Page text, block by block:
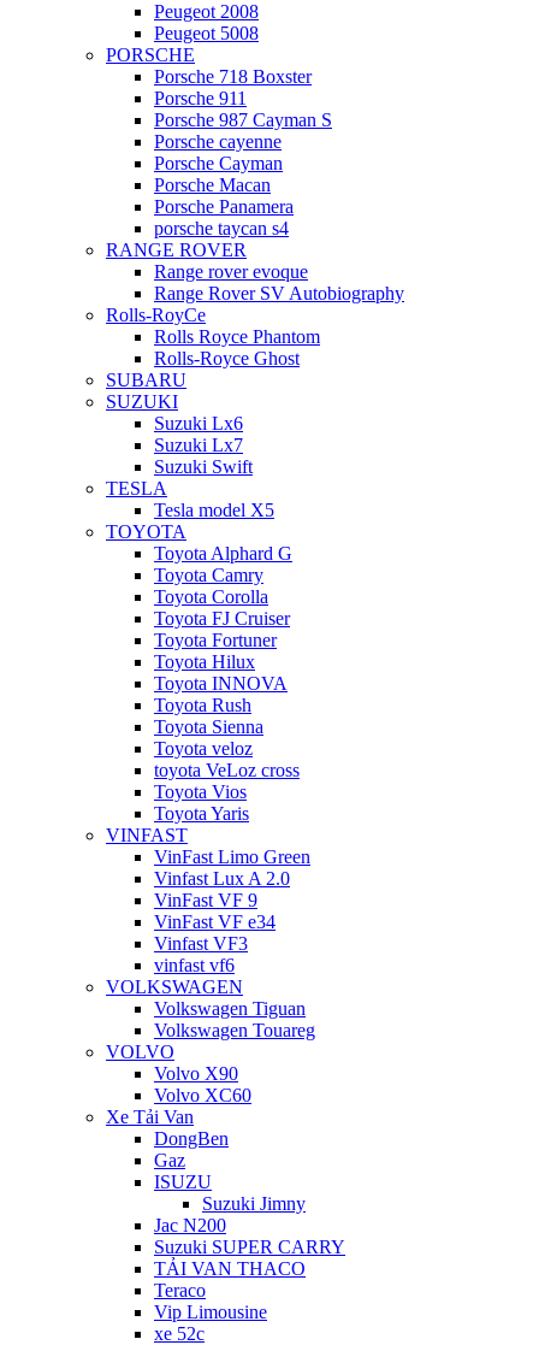
Peugeot 2008
Peugeot 5008
PORSCHE
Porsche 718 Boxster
Porsche 911
Porsche 987 Cayman S
Porsche cayenne
Porsche Cayman
Porsche Macan
Porsche Panamera
porsche taycan s4
RANGE ROVER
Range rover evoque
Range Rover SV Autobiography
Rolls-RoyCe
Rolls Royce Phantom
Rolls-Royce Ghost
SUBARU
SUZUKI
Suzuki Lx6
Suzuki Lx7
Suzuki Swift
TESLA
Tesla model X5
TOYOTA
Toyota Alphard G
Toyota Camry
Toyota Corolla
Toyota FJ Cruiser
Toyota Fortuner
Toyota Hilux
Toyota INNOVA
Toyota Rush
Toyota Sienna
Toyota veloz
toyota VeLoz cross
Toyota Vios
Toyota Yaris
VINFAST
VinFast Limo Green
Vinfast Lux A 2.0
VinFast VF 9
VinFast VF e34
Vinfast VF3
vinfast vf6
VOLKSWAGEN
Volkswagen Tiguan
Volkswagen Touareg
VOLVO
Volvo X90
Volvo XC60
Xe Tải Van
DongBen
Gaz
ISUZU
Suzuki Jimny
Jac N200
Suzuki SUPER CARRY
TẢI VAN THACO
Teraco
Vip Limousine
xe 52c